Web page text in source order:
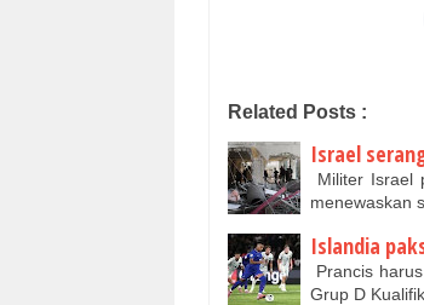
Related Posts :
Israel
Militer Israel
menewaskan
Islandia
Prancis
Grup D